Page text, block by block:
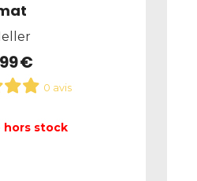
€
0 avis
hors stock